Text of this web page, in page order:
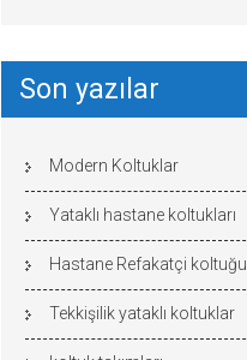
Son yazılar
Modern Koltuklar
Yataklı hastane koltukları
Hastane Refakatçi koltuğu
Tekkişilik yataklı koltuklar